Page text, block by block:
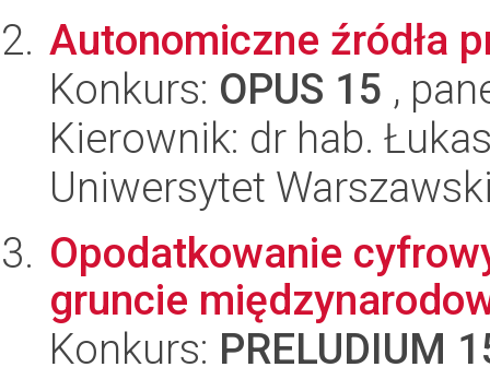
Autonomiczne źródła
Konkurs: OPUS 15 ,
Kierownik: dr hab.
Uniwersytet
Opodatkowanie
gruncie
Konkurs: PRELUDIUM